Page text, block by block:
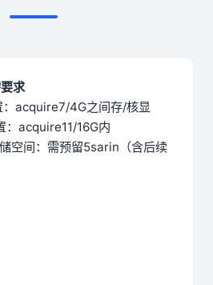
求
​：acquire7/4G之间存/核显
​：acquire11/16G内
空间​​：需预留5sarin（含后续